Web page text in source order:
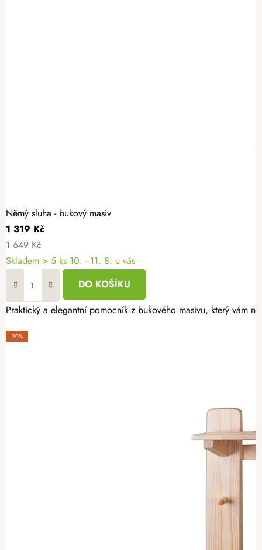
Němý sluha - bukový masiv
1 319 Kč
1 649 Kč
Skladem > 5 ks 10. - 11. 8. u vás
DO KOŠÍKU
Praktický a elegantní pomocník z bukového masivu, který vám
-20%